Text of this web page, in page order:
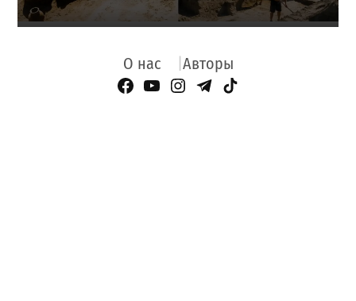
О нас Авторы
Facebook Page
YouTube
Instagram
Telegram
TikTok